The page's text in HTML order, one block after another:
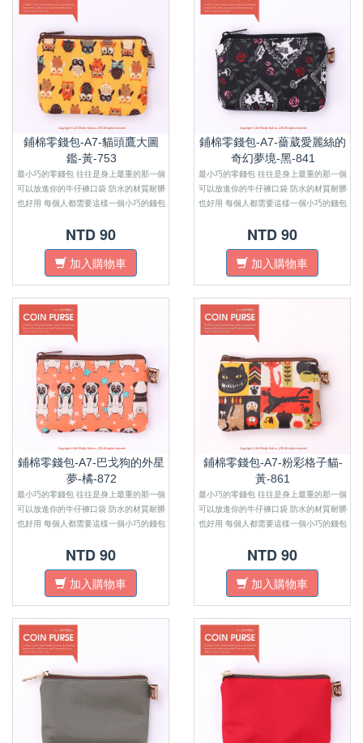
鋪棉零錢包-A7-貓頭鷹大圖
鑑-黃-753
最小巧的零錢包 往往是身上最重的那一個
可以放進你的牛仔褲口袋 防水的材質耐髒
也好用 每個人都需要這樣一個小巧的錢包
NTD 90
加入購物車
鋪棉零錢包-A7-薔葳愛麗絲的
奇幻夢境-黑-841
最小巧的零錢包 往往是身上最重的那一個
可以放進你的牛仔褲口袋 防水的材質耐髒
也好用 每個人都需要這樣一個小巧的錢包
NTD 90
加入購物車
鋪棉零錢包-A7-巴戈狗的外星
夢-橘-872
最小巧的零錢包 往往是身上最重的那一個
可以放進你的牛仔褲口袋 防水的材質耐髒
也好用 每個人都需要這樣一個小巧的錢包
NTD 90
加入購物車
鋪棉零錢包-A7-粉彩格子貓-
黃-861
最小巧的零錢包 往往是身上最重的那一個
可以放進你的牛仔褲口袋 防水的材質耐髒
也好用 每個人都需要這樣一個小巧的錢包
NTD 90
加入購物車